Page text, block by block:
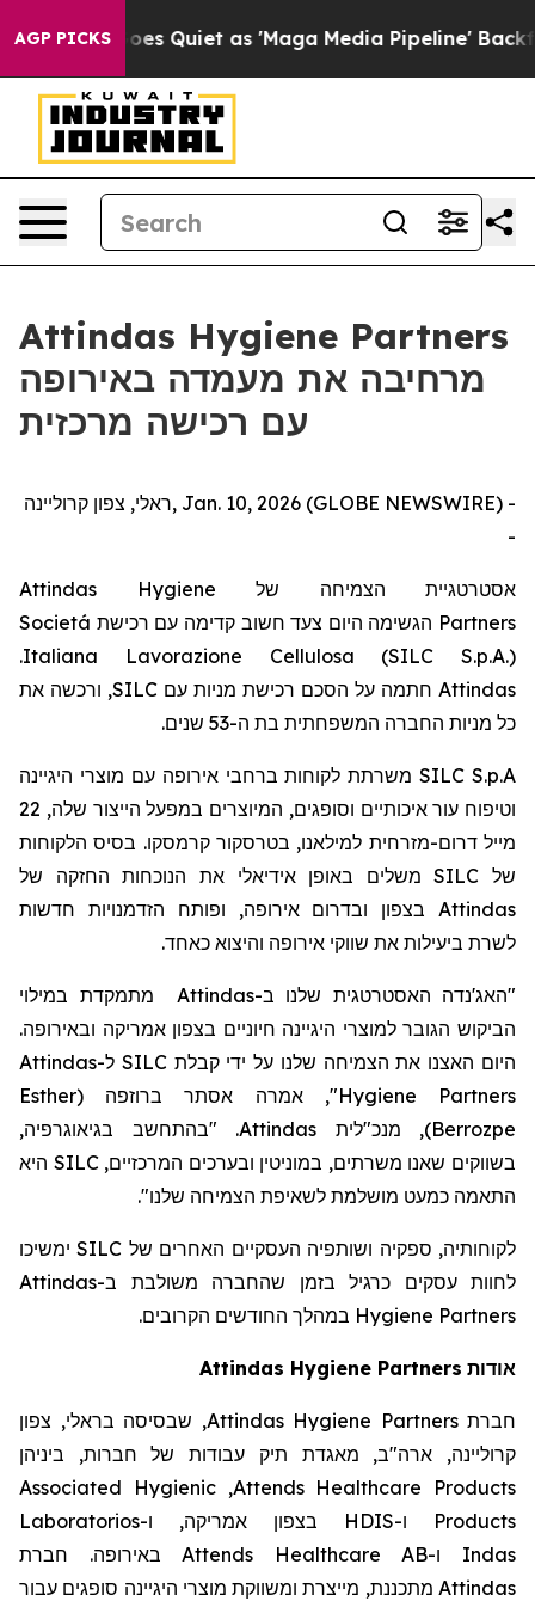
AGP PICKS
News Goes Quiet as 'Maga Media Pipeline'
Attindas Hygiene Partners
מרחיבה את מעמדה באירופה
עם רכישה מרכזית
ראלי, צפון קרוליינה, Jan. 10, 2026 (GLOBE NEWSWIRE) -
-
אסטרטגיית הצמיחה של Attindas Hygiene
Partners הגשימה היום צעד חשוב קדימה עם רכישת Societá
Italiana Lavorazione Cellulosa (SILC S.p.A.)
.
Attindas חתמה על הסכם רכישת מניות עם SILC, ורכשה את
כל מניות החברה המשפחתית בת ה-53
שנים.
SILC S.p.Aמשרתת לקוחות ברחבי אירופה עם מוצרי היגיינה
וטיפוח עור איכותיים וסופגים, המיוצרים במפעל הייצור שלה, 22
מיילדרום-מזרחית למילאנו, בטרסקור קרמסקו. בסיס הלקוחות
של SILCמשלים באופן אידיאלי את הנוכחות החזקה של
Attindas
בצפון ובדרום אירופה, ופותח הזדמנויות חדשות
לשרת ביעילות את שווקי אירופה והיצוא כאחד.
"האג'נדה האסטרטגית שלנו ב-Attindas
מתמקדת במילוי
הביקוש הגובר למוצרי היגיינה חיוניים בצפון אמריקה ובאירופה.
היום האצנו את הצמיחה שלנו על ידי קבלתSILC ל-Attindas
Hygiene Partners", אמרה אסתר ברוזפה (
Esther
Berrozpe
), מנכ"לית Attindas. "בהתחשב בגיאוגרפיה,
בשווקים שאנו משרתים, במוניטין ובערכים המרכזיים,SILC היא
התאמה כמעט מושלמת לשאיפת הצמיחה שלנו".
לקוחותיה, ספקיה ושותפיה העסקיים האחרים של SILCימשיכו
לחוות עסקים כרגיל בזמן שהחברה משולבת ב-Attindas
Hygiene Partners במהלך החודשים הקרובים.
אודות Attindas Hygiene Partners
חברתAttindas Hygiene Partners, שבסיסה בראלי, צפון
קרוליינה, ארה"ב, מאגדת תיק עבודות של חברות, ביניהן
Attends Healthcare Products
,
Associated Hygienic
Products
ו-HDIS בצפון אמריקה, ו-Laboratorios
Indas ו-Attends Healthcare ABבאירופה. חברת
Attindas מתכננת, מייצרת ומשווקת מוצרי היגיינה סופגים עבור